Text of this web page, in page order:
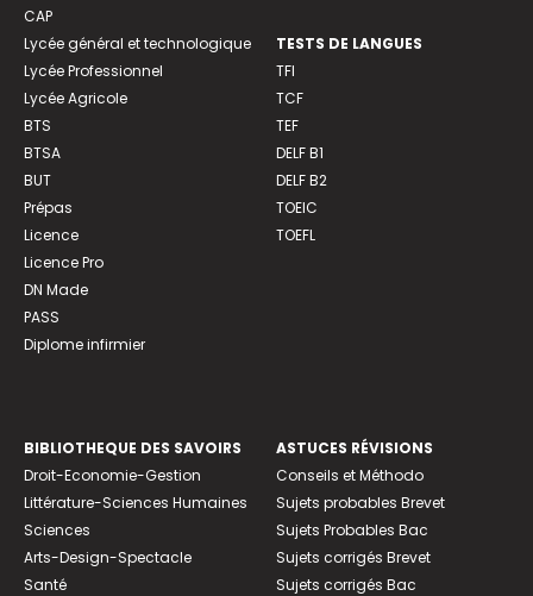
CAP
Lycée général et technologique
Lycée Professionnel
Lycée Agricole
BTS
BTSA
BUT
Prépas
Licence
Licence Pro
DN Made
PASS
Diplome infirmier
TESTS DE LANGUES
TFI
TCF
TEF
DELF B1
DELF B2
TOEIC
TOEFL
BIBLIOTHEQUE DES SAVOIRS
Droit-Economie-Gestion
Littérature-Sciences Humaines
Sciences
Arts-Design-Spectacle
Santé
ASTUCES RÉVISIONS
Conseils et Méthodo
Sujets probables Brevet
Sujets Probables Bac
Sujets corrigés Brevet
Sujets corrigés Bac